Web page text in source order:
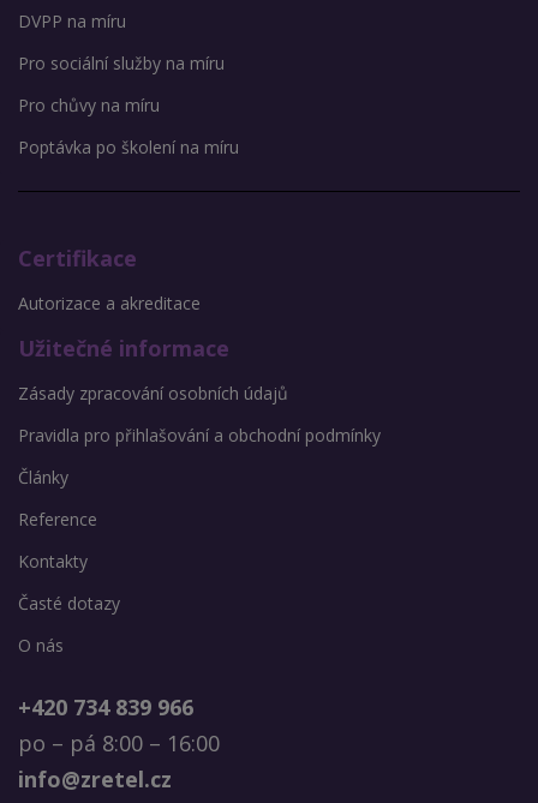
DVPP na míru
Pro sociální služby na míru
Pro chůvy na míru
Poptávka po školení na míru
Certifikace
Autorizace a akreditace
Užitečné informace
Zásady zpracování osobních údajů
Pravidla pro přihlašování a obchodní podmínky
Články
Reference
Kontakty
Časté dotazy
O nás
+420 734 839 966
po – pá 8:00 – 16:00
info@zretel.cz